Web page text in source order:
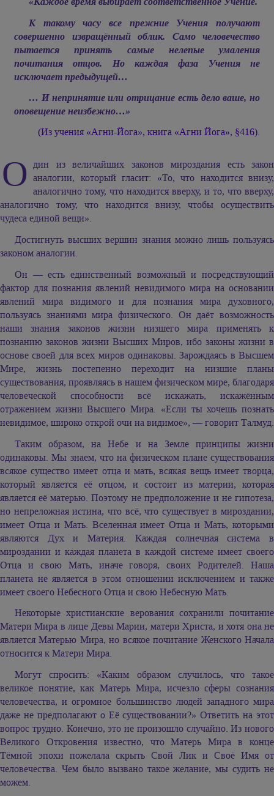
К такому часу все прежние Учения получают
совершенно извращённый облик. Само человечество
пытается принять самые нелепые умаления
почитания отцов. Но каждая фаза Учения не
исключает предыдущей…
… И непринятие или отрицание есть дело ваше, но
оповещение неизбежно…»
(Из учения «Агни-Йога», книга «Агни Йога», §416).
О дин из величайших законов мироздания есть закон
аналогии, который гласит: «То, что находится внизу,
аналогично тому, что находится вверху, и то, что вверху,
аналогично тому, что находится внизу, чтобы осуществить
чудеса единой вещи».
Достигнуть высших вершин знания можно лишь пользуясь
законом аналогии.
Он — есть единственный возможный и посредствующий
фактор для познания явлений невидимого мира на основании
явлений мира видимого и для познания мира духовного,
пользуясь знаниями мира физического. Он даёт возможность
наши знания законов жизни низшего мира применять к
познанию законов жизни Высших Миров, ибо законы жизни в
основе своей для всех миров одинаковы. Зарождаясь в Высшем
Мире, жизнь постепенно переходит на низшие планы
существования, проявляясь в нашем физическом мире, благодаря
человеческой способности всё искажать, искажённым
отражением жизни Высшего Мира. «Если ты хочешь познать
невидимое, широко открой очи на видимое», — говорит Талмуд.
Таким образом, на Небе и на Земле принципы жизни
одинаковы. Мы знаем, что на физическом плане существования
всякое существо имеет отца и мать, всякая вещь имеет творца,
который является её отцом, и состоит из материи, которая
является её матерью. Поэтому не предположение и не гипотеза,
но непреложная истина, что всё, что существует в мироздании,
имеет Отца и Мать. Вселенная имеет Отца и Мать, которыми
являются Дух и Материя. Каждая солнечная система в
мироздании и каждая планета в каждой системе имеет своего
Отца и свою Мать, иначе говоря, своих Родителей. Наша
планета не является в этом отношении исключением и также
имеет своего Небесного Отца и свою Небесную Мать.
Некоторые христианские верования сохранили почитание
Матери Мира в лице Девы Марии, матери Христа, и хотя она не
является Матерью Мира, но всякое почитание Женского Начала
относится к Матери Мира.
Могут спросить: «Каким образом случилось, что такое
великое понятие, как Матерь Мира, исчезло сферы сознания
человечества, и огромное большинство людей западного мира
даже не предполагают о Её существовании?» Ответить на этот
вопрос трудно. Конечно, это не произошло случайно. Из нового
Великого Откровения известно, что Матерь Мира в конце
Тёмной эпохи пожелала скрыть Свой Лик и Своё Имя от
человечества. Чем было вызвано такое желание, мы судить не
можем.